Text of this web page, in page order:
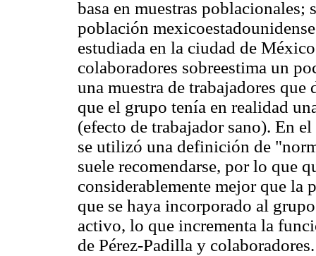
basa en muestras poblacionales;
población
estudiada en la ciudad de
colaboradores sobreestima un
una muestra de trabajadores
que el grupo tenía en realidad
(efecto de trabajador sano). En
se utilizó una definición de
suele recomendarse, por lo que
considerablemente mejor que la
que se haya incorporado al
activo, lo que incrementa la
de Pérez-Padilla y colaboradores.